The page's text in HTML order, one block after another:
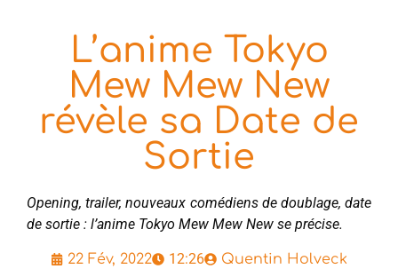
L’anime Tokyo
Mew Mew New
révèle sa Date de
Sortie
Opening, trailer, nouveaux comédiens de doublage, date
de sortie : l’anime Tokyo Mew Mew New se précise.
22 Fév, 2022 12:26 Quentin Holveck